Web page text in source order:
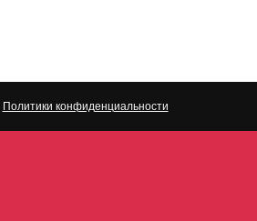
Политики конфиденциальности